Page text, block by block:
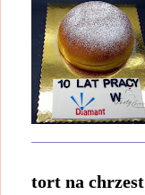
tort na chrzest